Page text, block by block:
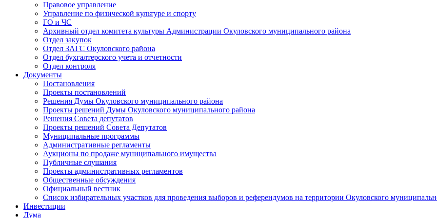
Правовое управление
Управление по физической культуре и спорту
ГО и ЧС
Архивный отдел комитета культуры Администрации Окуловского муниципального района
Отдел закупок
Отдел ЗАГС Окуловского района
Отдел бухгалтерского учета и отчетности
Отдел контроля
Документы
Постановления
Проекты постановлений
Решения Думы Окуловского муниципального района
Проекты решений Думы Окуловского муниципального района
Решения Совета депутатов
Проекты решений Совета Депутатов
Муниципальные программы
Административные регламенты
Аукционы по продаже муниципального имущества
Публичные слушания
Проекты административных регламентов
Общественные обсуждения
Официальный вестник
Список избирательных участков для проведения выборов и референдумов на территории Окуловского
Инвестиции
Дума